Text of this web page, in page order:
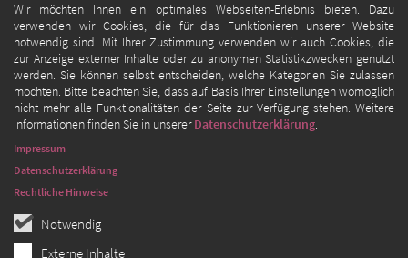
Wir möchten Ihnen ein optimales Webseiten-Erlebnis bieten. Dazu
verwenden wir Cookies, die für das Funktionieren unserer Website
notwendig sind. Mit Ihrer Zustimmung verwenden wir auch Cookies, die
zur Anzeige externer Inhalte oder zu anonymen Statistikzwecken genutzt
werden. Sie können selbst entscheiden, welche Kategorien Sie zulassen
möchten. Bitte beachten Sie, dass auf Basis Ihrer Einstellungen womöglich
nicht mehr alle Funktionalitäten der Seite zur Verfügung stehen. Weitere
Informationen finden Sie in unsererDatenschutzerklärung.
Notwendig
Externe Inhalte
Impressum
Datenschutzerklärung
Rechtliche Hinweise